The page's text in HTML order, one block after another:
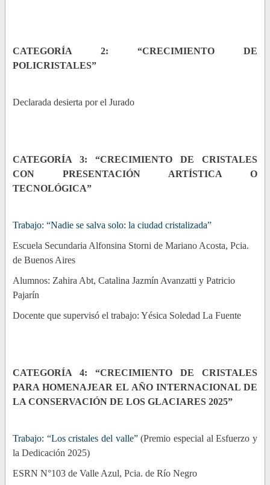
CATEGORÍA 2: “CRECIMIENTO DE
POLICRISTALES”
Declarada desierta por el Jurado
CATEGORÍA 3: “CRECIMIENTO DE CRISTALES
CON PRESENTACIÓN ARTÍSTICA O
TECNOLÓGICA”
Trabajo: “Nadie se salva solo: la ciudad cristalizada”
Escuela Secundaria Alfonsina Storni de Mariano Acosta, Pcia.
de Buenos Aires
Alumnos: Zahira Abt, Catalina Jazmín Avanzatti y Patricio
Pajarín
Docente que supervisó el trabajo: Yésica Soledad La Fuente
CATEGORÍA 4: “CRECIMIENTO DE CRISTALES
PARA HOMENAJEAR EL AÑO INTERNACIONAL DE
LA CONSERVACIÓN DE LOS GLACIARES 2025”
Trabajo: “Los cristales del valle”(Premio especial al Esfuerzo y
la Dedicación 2025)
ESRN N°103 de Valle Azul, Pcia. de Río Negro